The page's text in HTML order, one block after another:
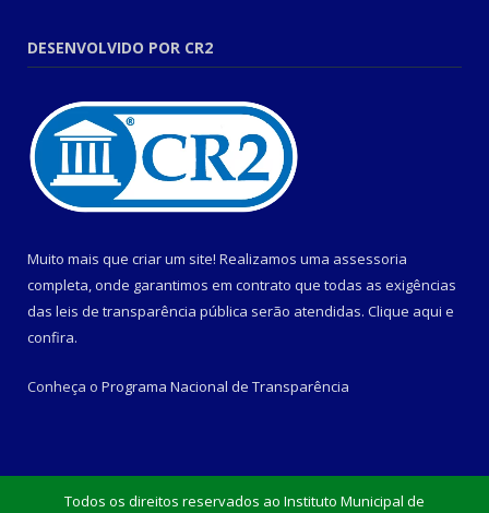
DESENVOLVIDO POR CR2
Muito mais que criar um site! Realizamos uma assessoria
completa, onde garantimos em contrato que todas as exigências
das leis de transparência pública serão atendidas. Clique aqui e
confira.
Conheça o Programa Nacional de Transparência
Todos os direitos reservados ao Instituto Municipal de